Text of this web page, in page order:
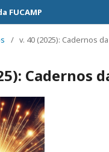
FUCAMP
/ v. 40 (2025): Cadernos da
Cadernos